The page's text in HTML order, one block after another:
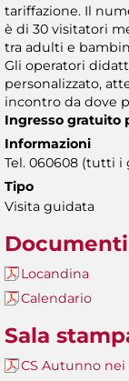
tariffazione. Il
è di 30 visitatori
tra adulti e
Gli operatori
personalizzato,
incontro da dove
Ingresso gratuito
Informazioni
Tel. 060608 (tutti i
Tipo
Visita guidata
Documenti
Locandina
Calendario
Sala
CS Autunno nei